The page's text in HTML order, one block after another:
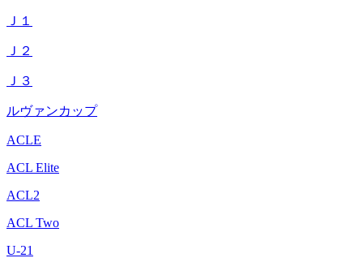
Ｊ１
Ｊ２
Ｊ３
ルヴァンカップ
ACLE
ACL Elite
ACL2
ACL Two
U-21